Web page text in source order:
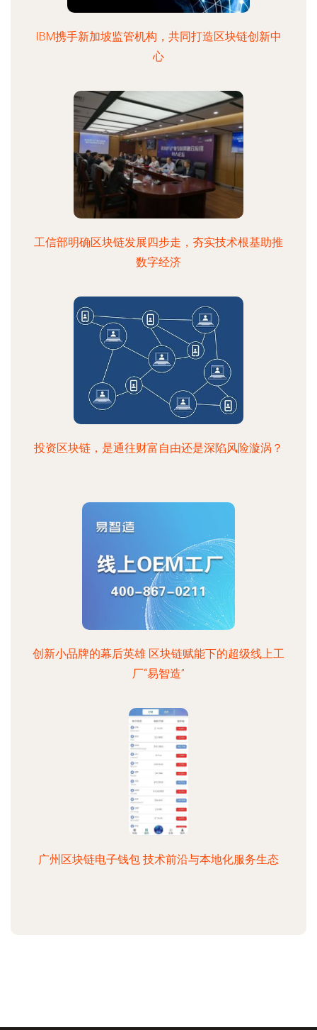
IBM携手新加坡监管机构，共同打造区块链创新中
心
工信部明确区块链发展四步走，夯实技术根基助推
数字经济
投资区块链，是通往财富自由还是深陷风险漩涡？
创新小品牌的幕后英雄 区块链赋能下的超级线上工
厂“易智造”
广州区块链电子钱包 技术前沿与本地化服务生态